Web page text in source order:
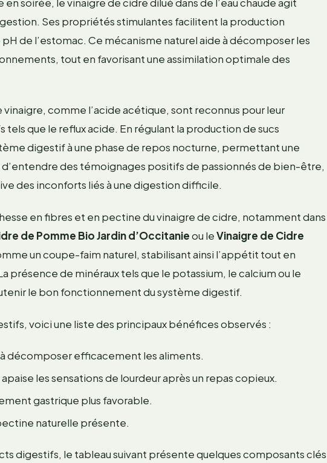
Ses propriétés stimulantes facilitent la production
de l’estomac. Ce mécanisme naturel aide à décomposer les
tout en favorisant une assimilation optimale des
comme l’acide acétique, sont reconnus pour leur
que le reflux acide. En régulant la production de sucs
digestif à une phase de repos nocturne, permettant une
d’entendre des témoignages positifs de passionnés de bien-être,
des inconforts liés à une digestion difficile.
en fibres et en pectine du vinaigre de cidre, notamment dans
de Pomme Bio Jardin d’Occitanieou leVinaigre de Cidre
un coupe-faim naturel, stabilisant ainsi l’appétit tout en
présence de minéraux tels que le potassium, le calcium ou le
le bon fonctionnement du système digestif.
voici une liste des principaux bénéfices observés :
décomposer efficacement les aliments.
apaise les sensations de lourdeur après un repas copieux.
gastrique plus favorable.
naturelle présente.
digestifs, le tableau suivant présente quelques composants clés